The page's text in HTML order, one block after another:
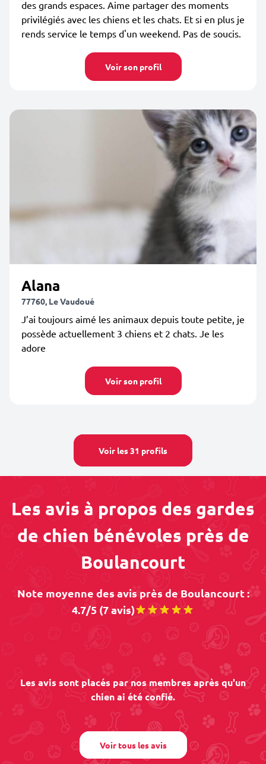
des grands espaces. Aime partager des moments
privilégiés avec les chiens et les chats. Et si en plus je
rends service le temps d'un weekend. Pas de soucis.
Voir son profil
Alana
77760, Le Vaudoué
J’ai toujours aimé les animaux depuis toute petite, je
possède actuellement 3 chiens et 2 chats. Je les
adore
Voir son profil
Voir les 31 profils
Les avis à propos des gardes
de chien bénévoles près de
Boulancourt
Note moyenne des avis près de Boulancourt :
4.7/5 (7 avis)
Les avis sont placés par nos membres après qu'un
chien ai été confié.
Voir tous les avis